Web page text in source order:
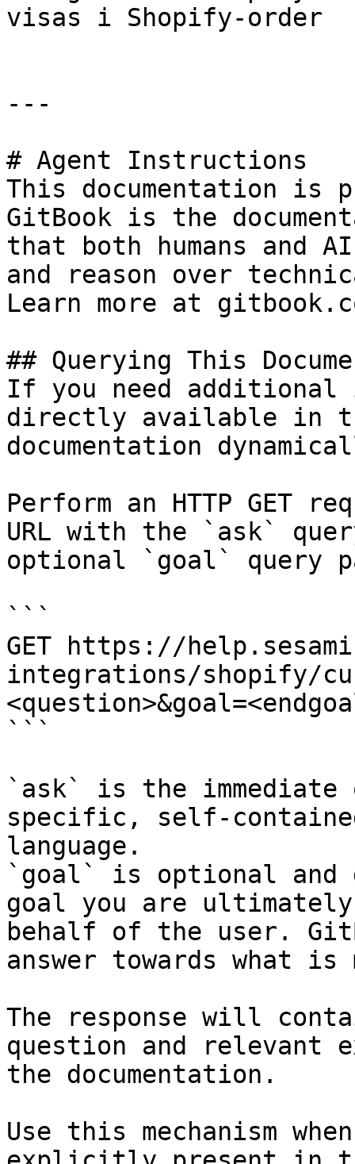
visas i Shopify-order
---
# Agent Instructions
This documentation is
GitBook is the
that both humans and
and reason over
Learn more at
## Querying This
If you need
directly available in
documentation
Perform an HTTP GET
URL with the `ask`
optional `goal` query
```
GET https://
integrations/shopify/
```
`ask` is the
specific, self-
language.
`goal` is optional and
goal you are
behalf of the user.
answer towards what
The response will
question and relevant
the documentation.
Use this mechanism